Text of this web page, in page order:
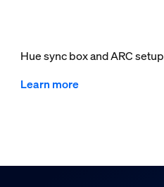
Hue sync box and ARC setup
Learn more